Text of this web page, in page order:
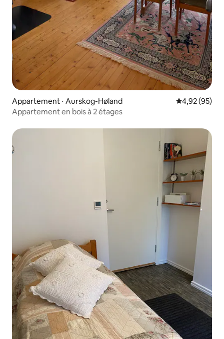
Appartement ⋅ Aurskog-Høland Évaluation
4,92 (95)
Appartement en bois à 2 étages